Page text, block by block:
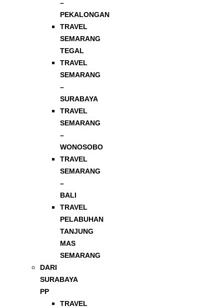
–
PEKALONGAN
TRAVEL
SEMARANG
TEGAL
TRAVEL
SEMARANG
–
SURABAYA
TRAVEL
SEMARANG
–
WONOSOBO
TRAVEL
SEMARANG
–
BALI
TRAVEL
PELABUHAN
TANJUNG
MAS
SEMARANG
DARI
SURABAYA
PP
TRAVEL